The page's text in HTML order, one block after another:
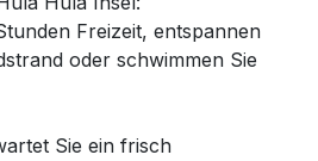
Freizeit, entspannen
oder schwimmen Sie
Sie ein frisch